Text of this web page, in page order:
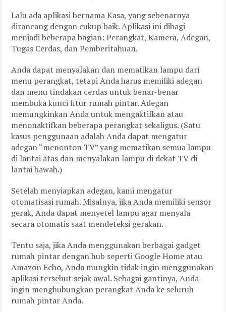
Lalu ada aplikasi bernama Kasa, yang sebenarnya
dirancang dengan cukup baik. Aplikasi ini dibagi
menjadi beberapa bagian: Perangkat, Kamera, Adegan,
Tugas Cerdas, dan Pemberitahuan.
Anda dapat menyalakan dan mematikan lampu dari
menu perangkat, tetapi Anda harus memiliki adegan
dan menu tindakan cerdas untuk benar-benar
membuka kunci fitur rumah pintar. Adegan
memungkinkan Anda untuk mengaktifkan atau
menonaktifkan beberapa perangkat sekaligus. (Satu
kasus penggunaan adalah Anda dapat mengatur
adegan “menonton TV” yang mematikan semua lampu
di lantai atas dan menyalakan lampu di dekat TV di
lantai bawah.)
Setelah menyiapkan adegan, kami mengatur
otomatisasi rumah. Misalnya, jika Anda memiliki sensor
gerak, Anda dapat menyetel lampu agar menyala
secara otomatis saat mendeteksi gerakan.
Tentu saja, jika Anda menggunakan berbagai gadget
rumah pintar dengan hub seperti Google Home atau
Amazon Echo, Anda mungkin tidak ingin menggunakan
aplikasi tersebut sejak awal. Sebagai gantinya, Anda
ingin menghubungkan perangkat Anda ke seluruh
rumah pintar Anda.